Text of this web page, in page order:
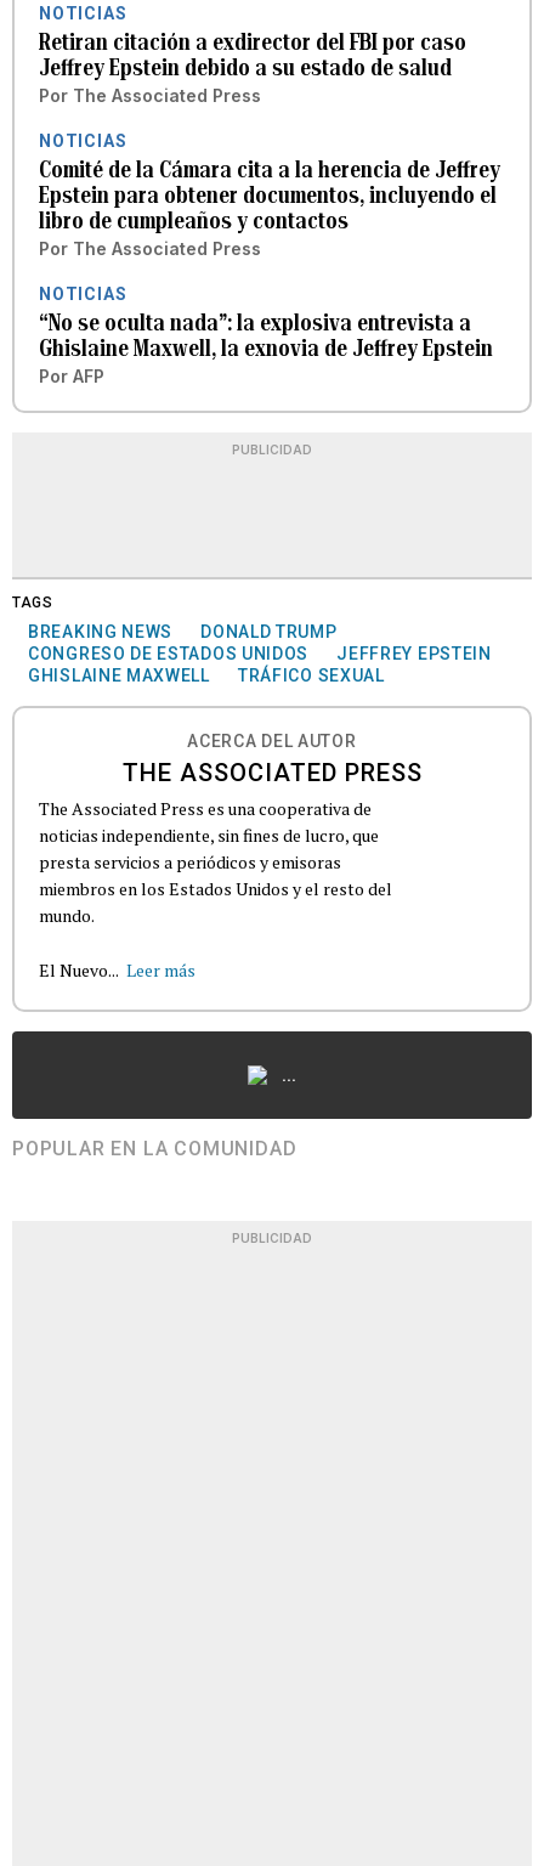
NOTICIAS
Retiran citación a exdirector del FBI por caso
Jeffrey Epstein debido a su estado de salud
Por The Associated Press
NOTICIAS
Comité de la Cámara cita a la herencia de Jeffrey
Epstein para obtener documentos, incluyendo el
libro de cumpleaños y contactos
Por The Associated Press
NOTICIAS
“No se oculta nada”: la explosiva entrevista a
Ghislaine Maxwell, la exnovia de Jeffrey Epstein
Por AFP
PUBLICIDAD
TAGS
BREAKING NEWS
DONALD TRUMP
CONGRESO DE ESTADOS UNIDOS
JEFFREY EPSTEIN
GHISLAINE MAXWELL
TRÁFICO SEXUAL
ACERCA DEL AUTOR
THE ASSOCIATED PRESS
The Associated Press es una cooperativa de
noticias independiente, sin fines de lucro, que
presta servicios a periódicos y emisoras
miembros en los Estados Unidos y el resto del
mundo.
El Nuevo... Leer más
...
POPULAR EN LA COMUNIDAD
PUBLICIDAD